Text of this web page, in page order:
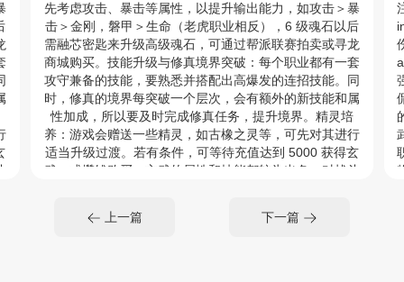
先考虑攻击、暴击等属性，以提升输出能力，如攻击＞暴
击＞金刚，磐甲＞生命（老虎职业相反），6 级魂石以后
需融芯密匙来升级高级魂石，可通过帮派联赛拍卖或寻龙
商城购买。技能升级与修真境界突破：每个职业都有一套
攻守兼备的技能，要熟悉并搭配出高爆发的连招技能。同
时，修真的境界每突破一个层次，会有额外的新技能和属
性加成，所以要及时完成修真任务，提升境界。精灵培
养：游戏会赠送一些精灵，如古橡之灵等，可先对其进行
适当升级过渡。若有条件，可等待充值达到 5000 获得玄
武，或攒钱购买，玄武的属性和技能都较为出色，对战斗
来提升属性。记得每天参与相关活动，积累资源来升级天
上一篇 下一篇